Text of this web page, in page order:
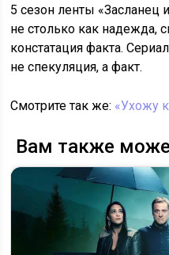
5 сезон ленты «Засланец
не столько как надежда,
констатация факта.
не спекуляция, а факт.
Смотрите так же: «Ухожу
Вам также